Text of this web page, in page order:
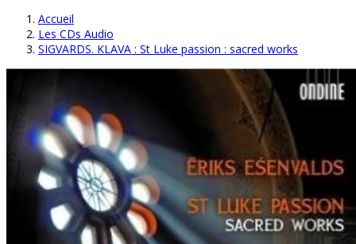
Accueil
Les CDs Audio
SIGVARDS. KLAVA : St Luke passion : sacred works